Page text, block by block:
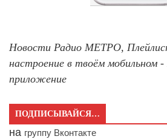
Новости Радио МЕТРО,
настроение в твоём мобильном
приложение
ПОДПИСЫВАЙСЯ…
на группу Вконтакте